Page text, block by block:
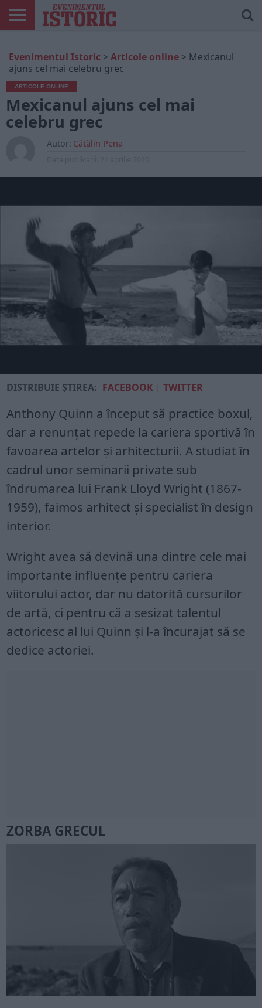
ONLINE
EDIȚII
TIPĂRITE
ISTORIC
PLAY
CONTUL
MEU
Evenimentul Istoric > Articole online > Mexicanul
ajuns cel mai celebru grec
ARTICOLE ONLINE
Mexicanul ajuns cel mai
celebru grec
Autor: Cătălin Pena
DISTRIBUIE ȘTIREA: FACEBOOK |TWITTER
Anthony Quinn a început să practice boxul,
dar a renunţat repede la cariera sportivă în
favoarea artelor şi arhitecturii. A studiat în
cadrul unor seminarii private sub
îndrumarea lui Frank Lloyd Wright (1867-
1959), faimos arhitect şi specialist în design
interior.
Wright avea să devină una dintre cele mai
importante influenţe pentru cariera
viitorului actor, dar nu datorită cursurilor
de artă, ci pentru că a sesizat talentul
actoricesc al lui Quinn şi l-a încurajat să se
dedice actoriei.
ZORBA GRECUL